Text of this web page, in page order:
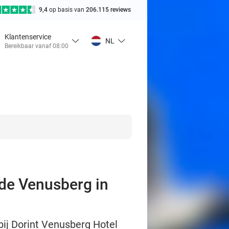
9,4 op basis van 206.115 reviews
Klantenservice
Bereikbaar vanaf 08:00
NL
Venusberg in
Dorint Venusberg Hotel